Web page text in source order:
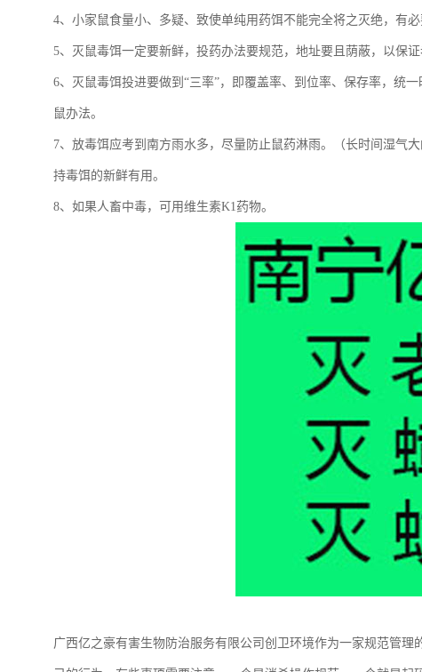
4、小家鼠食量小、多疑、致使单纯用药饵不能完全将之灭绝，有
5、灭鼠毒饵一定要新鲜，投药办法要规范，地址要且荫蔽，以保证
6、灭鼠毒饵投进要做到“三率”，即覆盖率、到位率、保存率，统
鼠办法。
7、放毒饵应考到南方雨水多，尽量防止鼠药淋雨。（长时间湿气
持毒饵的新鲜有用。
8、如果人畜中毒，可用维生素K1药物。
广西亿之豪有害生物防治服务有限公司创卫环境作为一家规范管